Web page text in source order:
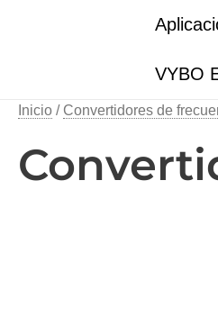
VYBO
Inicio / Convertidores de